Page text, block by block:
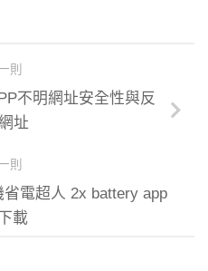
則
不明網址安全性與反
址
則
電超人 2x battery app
下載